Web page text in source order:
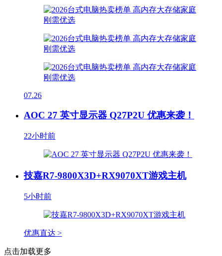
07.26
AOC 27 英寸显示器 Q27P2U 优惠来袭！
22小时前
技嘉R7-9800X3D+RX9070XT游戏主机
5小时前
优惠直达 >
点击加载更多